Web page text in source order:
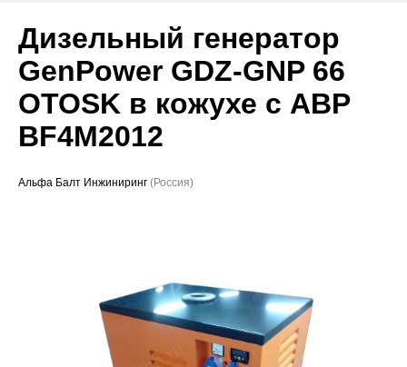
Сервис
Судовое ЭО
Проекты
Дизельный генератор
GenPower GDZ-GNP 66
OTOSK в кожухе с АВР
BF4M2012
Альфа Балт Инжиниринг (Россия)